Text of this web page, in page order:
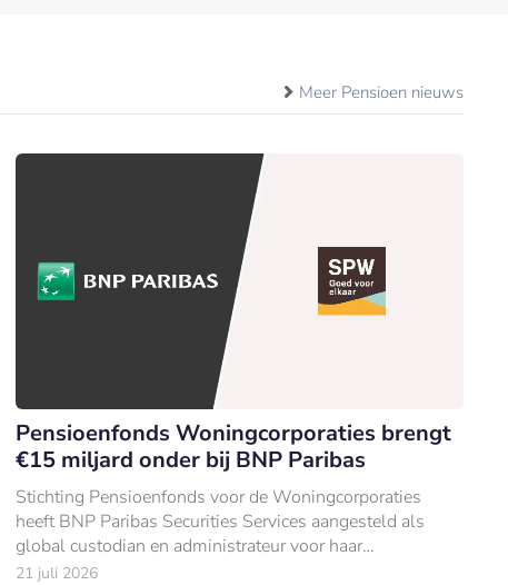
Meer Pensioen nieuws
Pensioenfonds Woningcorporaties brengt
€15 miljard onder bij BNP Paribas
Stichting Pensioenfonds voor de Woningcorporaties
heeft BNP Paribas Securities Services aangesteld als
global custodian en administrateur voor haar
beleggingen van €15 mld (per 31 december 2025).
21 juli 2026